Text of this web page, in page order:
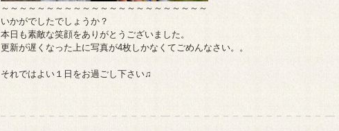
～～～～～～～～～～～～～～～～～～～～～～～
いかがでしたでしょうか？
本日も素敵な笑顔をありがとうございました。
更新が遅くなった上に写真が4枚しかなくてごめんなさい。。
それではよい１日をお過ごし下さい♫